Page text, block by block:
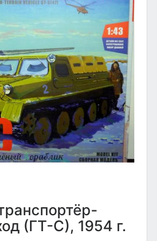
(ГТ-С), 1954 г.